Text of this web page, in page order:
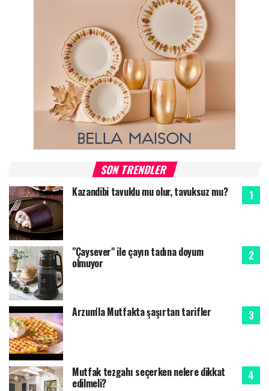
SON TRENDLER
Kazandibi tavuklu mu olur, tavuksuz mu?
"Çaysever" ile çayın tadına doyum
olmuyor
Arzum'la Mutfakta şaşırtan tarifler
Mutfak tezgahı seçerken nelere dikkat
edilmeli?